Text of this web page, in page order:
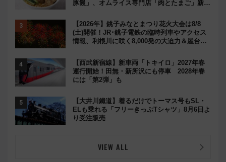
豚饅」、オムライス専門店「肉とたまご」新グ
【2026年】銚子みなとまつり花火大会は8/8
(土)開催！JR･銚子電鉄の臨時列車やアクセス
情報、利根川に咲く8,000発の大迫力＆屋台を
【西武新宿線】新車両「トキイロ」2027年春
運行開始！田無・新所沢にも停車 2028年春
には「第2弾」も
【大井川鐵道】着るだけでトーマス号もSL・
ELも乗れる「フリーきっぷTシャツ」8月6日よ
り受注販売
VIEW ALL